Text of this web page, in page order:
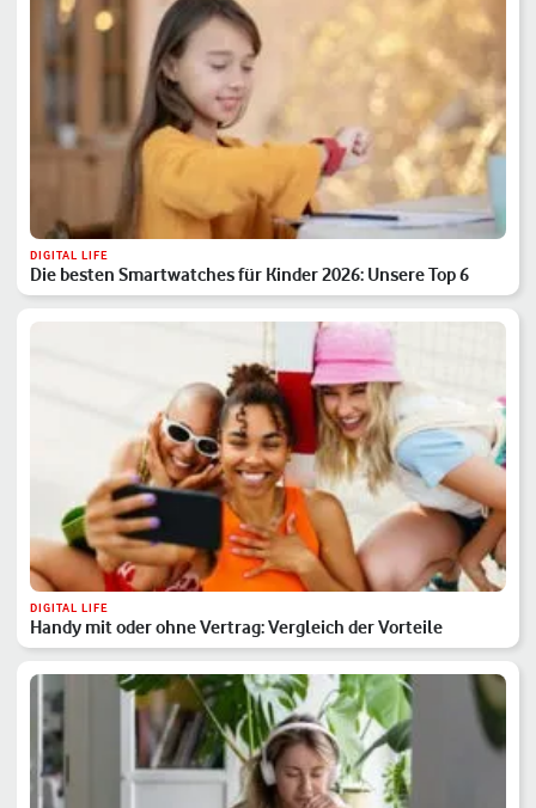
DIGITAL LIFE
Die besten Smartwatches für Kinder 2026: Unsere Top 6
DIGITAL LIFE
Handy mit oder ohne Vertrag: Vergleich der Vorteile